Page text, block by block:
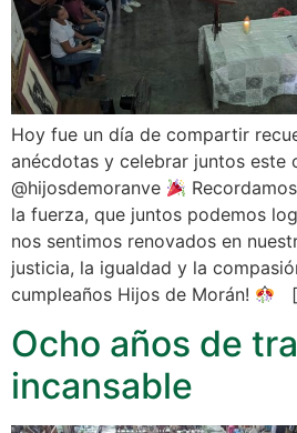
Hoy fue un día de compartir
anécdotas y celebrar juntos este
@hijosdemoranve
la fuerza, que juntos podemos
nos sentimos renovados en
justicia, la igualdad y la
cumpleaños Hijos de Morán!
Ocho años de
incansable